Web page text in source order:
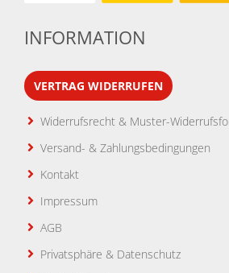
INFORMATION
VERTRAG WIDERRUFEN
Widerrufsrecht & Muster-
Versand- & Zahlungsbedingungen
Kontakt
Impressum
AGB
Privatsphäre & Datenschutz